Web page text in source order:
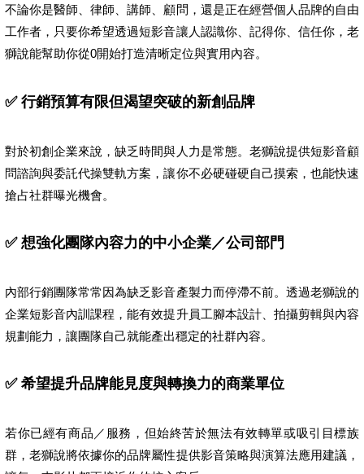
不論你是醫師、律師、講師、顧問，還是正在經營個人品牌的自由
工作者，只要你希望透過短影音讓人認識你、記得你、信任你，老
獅說能幫助你從0開始打造清晰定位與實用內容。
✅ 行銷預算有限但渴望突破的新創品牌
對於初創企業來說，缺乏時間與人力是常態。老獅說提供短影音顧
問諮詢與委託代操雙軌方案，讓你不必硬碰硬自己摸索，也能快速
搶占社群曝光機會。
✅ 想強化團隊內容力的中小企業／公司部門
內部行銷團隊常常因為缺乏影音產製力而停滯不前。透過老獅說的
企業短影音內訓課程，能有效提升員工腳本設計、拍攝剪輯與內容
規劃能力，讓團隊自己就能產出穩定的社群內容。
✅ 希望提升品牌能見度與轉換力的商業單位
若你已經有商品／服務，但始終苦於無法有效轉單或吸引目標族
群，老獅說將依據你的品牌屬性提供影音策略與演算法應用建議，